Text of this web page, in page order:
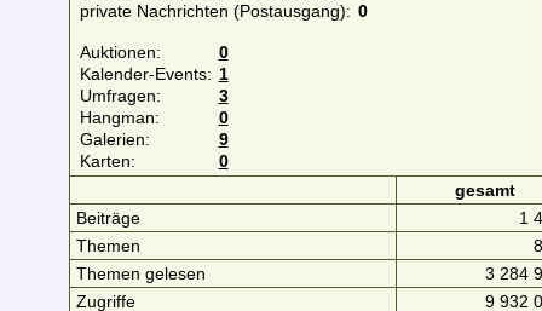
private Nachrichten (Postausgang): 0
Auktionen:
0
Kalender-Events: 1
Umfragen:
3
Hangman:
0
Galerien:
9
Karten:
0
gesamt
Beiträge
1
Themen
Themen gelesen
3 284
Zugriffe
9 932